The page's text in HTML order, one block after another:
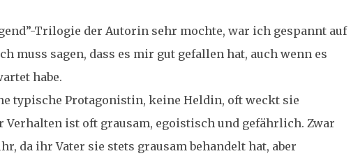
Trilogie der Autorin sehr mochte, war ich gespannt auf
muss sagen, dass es mir gut gefallen hat, auch wenn es
habe.
typische Protagonistin, keine Heldin, oft weckt sie
ist oft grausam, egoistisch und gefährlich. Zwar
da ihr Vater sie stets grausam behandelt hat, aber